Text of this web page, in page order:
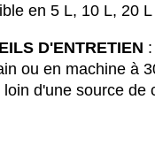
en 5 L, 10 L, 20
D'ENTRETIEN
ou en machine à
loin d'une source de